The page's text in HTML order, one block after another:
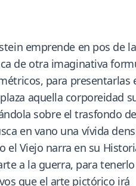
emprende en pos de
de otra imaginativa
para presentarlas
aquella corporeidad
sobre el trasfondo
en vano una vívida
el Viejo narra en su
a la guerra, para
que el arte pictórico irá